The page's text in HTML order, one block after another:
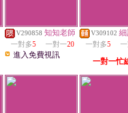
V290858 知知老師
一對多5 一對一20
進入免費視訊
V309102
一對多5
一對一忙